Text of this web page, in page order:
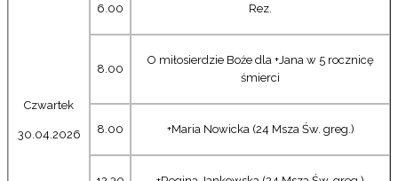
Czwartek
30.04.2026
6.00 Rez.
8.00
O miłosierdzie Boże dla +Jana w 5 rocznicę
śmierci
8.00 +Maria Nowicka (24 Msza Św. greg.)